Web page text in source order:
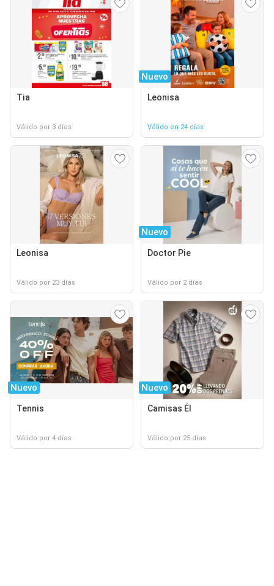
Tia
Válido por 3 días
Nuevo
Leonisa
Válido en 24 días
Leonisa
Válido por 23 días
Nuevo
Doctor Pie
Válido por 2 días
Nuevo
Tennis
Válido por 4 días
Nuevo
Camisas Él
Válido por 25 días